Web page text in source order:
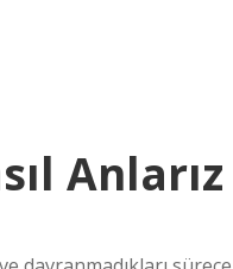
Anlarız